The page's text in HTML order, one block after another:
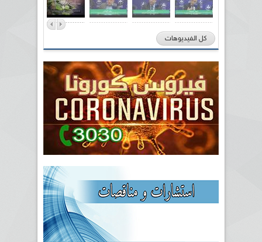
كل الفيديوهات